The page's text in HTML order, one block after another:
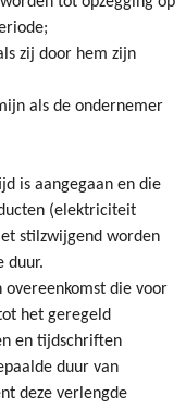
zij door hem zijn
als de ondernemer
is aangegaan en die
(elektriciteit
stilzwijgend worden
duur.
die voor
het geregeld
en tijdschriften
duur van
deze verlengde